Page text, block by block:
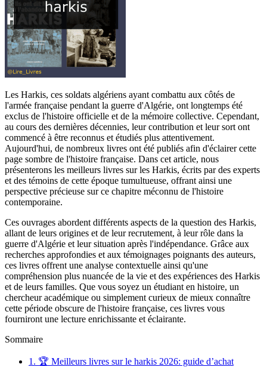
Les Harkis, ces soldats algériens ayant combattu aux côtés de
l'armée française pendant la guerre d'Algérie, ont longtemps été
exclus de l'histoire officielle et de la mémoire collective. Cependant,
au cours des dernières décennies, leur contribution et leur sort ont
commencé à être reconnus et étudiés plus attentivement.
Aujourd'hui, de nombreux livres ont été publiés afin d'éclairer cette
page sombre de l'histoire française. Dans cet article, nous
présenterons les meilleurs livres sur les Harkis, écrits par des experts
et des témoins de cette époque tumultueuse, offrant ainsi une
perspective précieuse sur ce chapitre méconnu de l'histoire
contemporaine.
Ces ouvrages abordent différents aspects de la question des Harkis,
allant de leurs origines et de leur recrutement, à leur rôle dans la
guerre d'Algérie et leur situation après l'indépendance. Grâce aux
recherches approfondies et aux témoignages poignants des auteurs,
ces livres offrent une analyse contextuelle ainsi qu'une
compréhension plus nuancée de la vie et des expériences des Harkis
et de leurs familles. Que vous soyez un étudiant en histoire, un
chercheur académique ou simplement curieux de mieux connaître
cette période obscure de l'histoire française, ces livres vous
fourniront une lecture enrichissante et éclairante.
Sommaire
1. 🏆 Meilleurs livres sur le harkis 2026: guide d’achat